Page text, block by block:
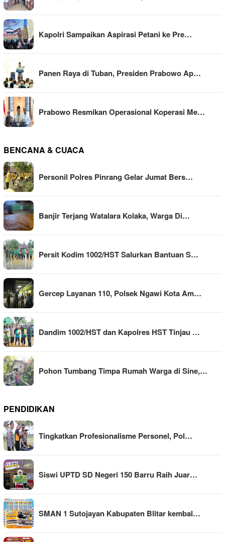
Kapolri Sampaikan Aspirasi Petani ke Pre…
Panen Raya di Tuban, Presiden Prabowo Ap…
Prabowo Resmikan Operasional Koperasi Me…
BENCANA & CUACA
Personil Polres Pinrang Gelar Jumat Bers…
Banjir Terjang Watalara Kolaka, Warga Di…
Persit Kodim 1002/HST Salurkan Bantuan S…
Gercep Layanan 110, Polsek Ngawi Kota Am…
Dandim 1002/HST dan Kapolres HST Tinjau …
Pohon Tumbang Timpa Rumah Warga di Sine,…
PENDIDIKAN
Tingkatkan Profesionalisme Personel, Pol…
Siswi UPTD SD Negeri 150 Barru Raih Juar…
SMAN 1 Sutojayan Kabupaten Blitar kembal…